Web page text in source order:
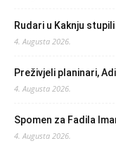
Rudari u Kaknju
4. Augusta 2026.
Preživjeli planinari,
4. Augusta 2026.
Spomen za Fadila
4. Augusta 2026.